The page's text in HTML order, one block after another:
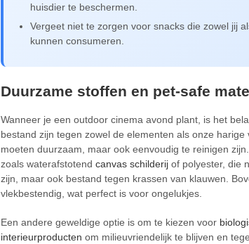
huisdier te beschermen.
Vergeet niet te zorgen voor snacks die zowel jij
kunnen consumeren.
Duurzame stoffen en pet-safe
Wanneer je een outdoor cinema avond plant, is het
bestand zijn tegen zowel de elementen als onze harige
moeten duurzaam, maar ook eenvoudig te reinigen
zoals waterafstotend canvas schilderij of polyester, die
zijn, maar ook bestand tegen krassen van klauwen.
vlekbestendig, wat perfect is voor ongelukjes.
Een andere geweldige optie is om te kiezen voor
interieurproducten om milieuvriendelijk te blijven en